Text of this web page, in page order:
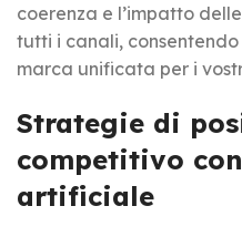
coerenza e l’impatto
tutti i canali,
marca unificata per i
Strategie di
competitivo
artificiale